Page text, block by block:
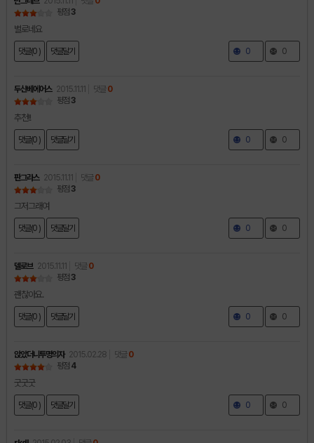
평점 3
별로네요
댓글(0 ) 댓글달기 0 0
두산베에어스 2015.11.11 댓글 0
평점 3
추천!!
댓글(0 ) 댓글달기 0 0
판그라스 2015.11.11 댓글 0
평점 3
그저그래여
댓글(0 ) 댓글달기 0 0
델로브 2015.11.11 댓글 0
평점 3
괜찮아요.
댓글(0 ) 댓글달기 0 0
앉았더니투명의자 2015.02.28 댓글 0
평점 4
굿굿굿
댓글(0 ) 댓글달기 0 0